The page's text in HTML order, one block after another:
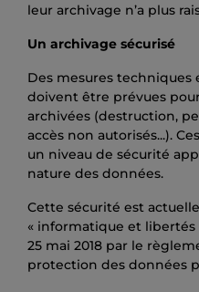
leur archivage n’a plus
Un archivage sécurisé
Des mesures
doivent être prévues
archivées (destruction,
accès non autorisés...).
un niveau de sécurité
nature des données.
Cette sécurité est
« informatique et libertés
25 mai 2018 par le
protection des données